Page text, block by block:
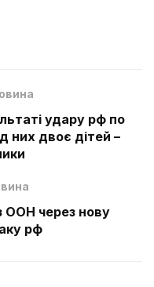
удару рф по
них двоє дітей –
ООН через нову
рф